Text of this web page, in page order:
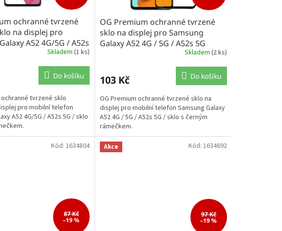
ochranné tvrzené
na displej pro
A52 4G/5G / A52s
Skladem (1 ks)
Do košíku
ochranné tvrzené sklo
pro mobilní telefon
A52 4G/5G / A52s 5G / sklo
OG Premium ochranné tvrzené
sklo na displej pro Samsung
Galaxy A52 4G / 5G / A52s 5G
Skladem (2 ks)
103 Kč Do košíku
OG Premium ochranné tvrzené sklo na
displej pro mobilní telefon Samsung Galaxy
A52 4G / 5G / A52s 5G / sklo s černým
rámečkem.
87 Kč
–19 %
Kód: 1634804 Akce
97 Kč
–19 %
Kód: 1634692